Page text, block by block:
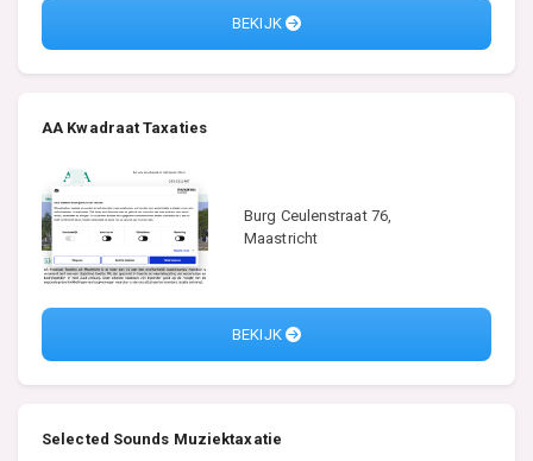
BEKIJK
AA Kwadraat Taxaties
Burg Ceulenstraat 76,
Maastricht
BEKIJK
Selected Sounds Muziektaxatie